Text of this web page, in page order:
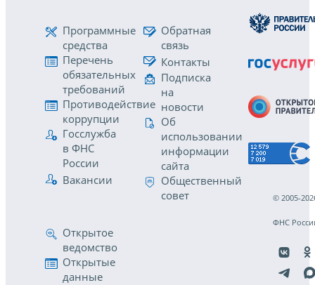
Программные
средства
Перечень
обязательных
требований
Противодействие
коррупции
Госслужба
в ФНС
России
Вакансии
Обратная
связь
Контакты
Подписка
на
новости
Об
использовании
информации
сайта
Общественный
совет
Открытое
ведомство
Открытые
данные
© 2005-
ФНС